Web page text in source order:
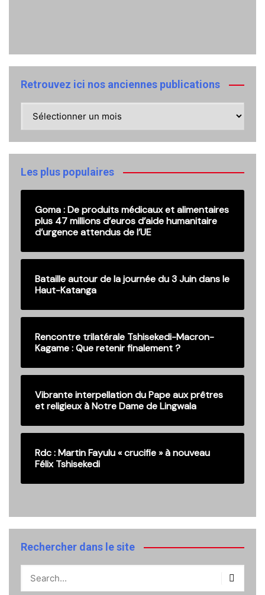
Retrouvez ici nos anciennes publications
anciennes
publications
Les plus populaires
Goma : De produits médicaux et alimentaires
plus 47 millions d’euros d’aide humanitaire
d’urgence attendus de l’UE
Bataille autour de la journée du 3 Juin dans le
Haut-Katanga
Rencontre trilatérale Tshisekedi-Macron-
Kagame : Que retenir finalement ?
Vibrante interpellation du Pape aux prêtres
et religieux à Notre Dame de Lingwala
Rdc : Martin Fayulu « crucifie » à nouveau
Félix Tshisekedi
Rechercher dans le site